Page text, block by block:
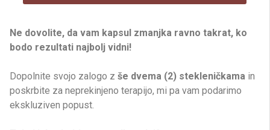
Ne dovolite, da vam kapsul zmanjka ravno takrat, ko
bodo rezultati najbolj vidni!
Dopolnite svojo zalogo z še dvema (2) stekleničkama in
poskrbite za neprekinjeno terapijo, mi pa vam podarimo
ekskluziven popust.